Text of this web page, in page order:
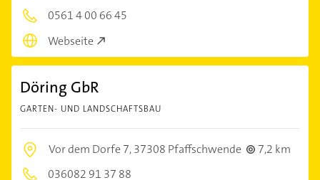
0561 4 00 66 45
Webseite
Döring GbR
GARTEN- UND LANDSCHAFTSBAU
Vor dem Dorfe 7,37308 Pfaffschwende
7,2 km
036082 91 37 88